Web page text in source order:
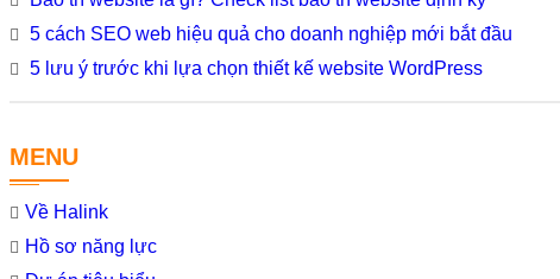
5 cách SEO web hiệu quả cho doanh nghiệp mới bắt đầu
5 lưu ý trước khi lựa chọn thiết kế website WordPress
MENU
Về Halink
Hồ sơ năng lực